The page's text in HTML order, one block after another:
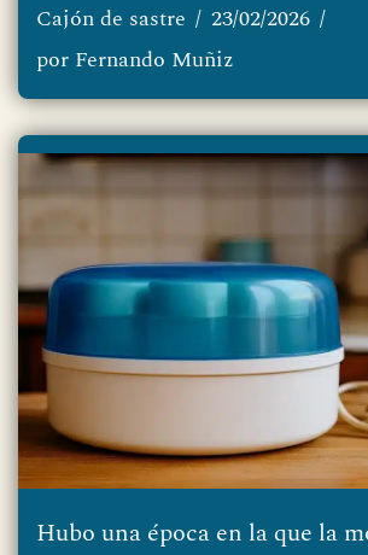
Cajón de sastre
23/02/2026
por Fernando Muñiz
Hubo una época en la que la